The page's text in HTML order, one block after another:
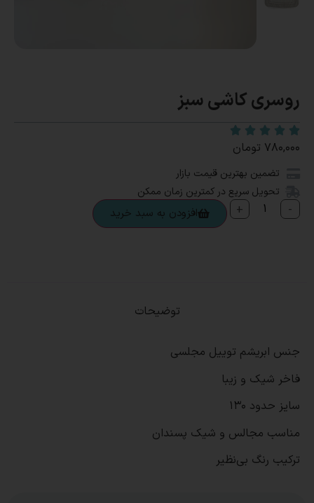
روسری کاشی سبز
۷۸۰,۰۰۰ تومان
تضمین بهترین قیمت بازار
تحویل سریع در کمترین زمان ممکن
-
+ افزودن به سبد خرید
توضیحات
جنس ابریشم توییل مجلسی
فاخر شیک و زیبا
سایز حدود ۱۳۰
مناسب مجالس و شیک پسندان
ترکیب رنگ بی‌نظیر